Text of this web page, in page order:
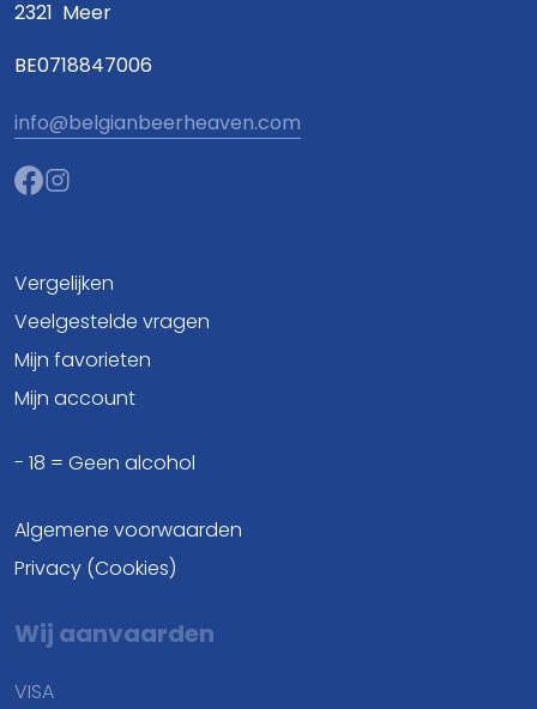
2321 Meer
BE0718847006
info@belgianbeerheaven.com
Vergelijken
Veelgestelde vragen
Mijn favorieten
Mijn account
- 18 = Geen alcohol
Algemene voorwaarden
Privacy (Cookies)
Wij aanvaarden
VISA